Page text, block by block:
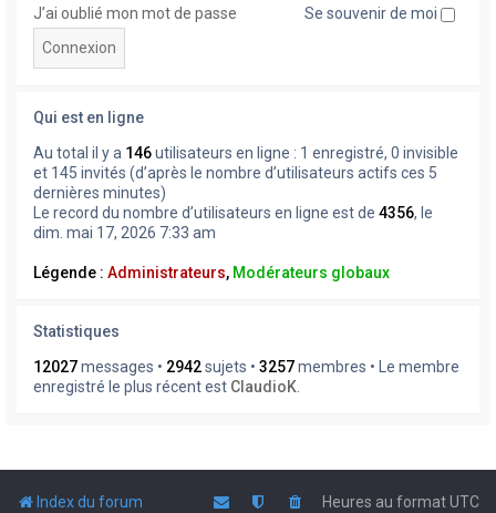
J’ai oublié mon mot de passe Se souvenir de moi
Qui est en ligne
Au total il y a 146utilisateurs en ligne : 1 enregistré, 0 invisible
et 145 invités (d’après le nombre d’utilisateurs actifs ces 5
dernières minutes)
Le record du nombre d’utilisateurs en ligne est de 4356, le
dim. mai 17, 2026 7:33 am
Légende : Administrateurs, Modérateurs globaux
Statistiques
12027messages • 2942sujets • 3257membres • Le membre
enregistré le plus récent est ClaudioK
Index du forum Heures au formatUTC